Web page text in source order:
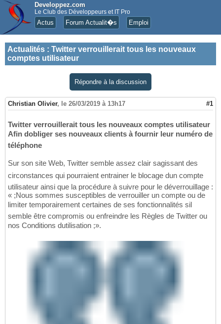
Developpez.com
Le Club des Développeurs et IT Pro
Actus Forum Actualit�s Emploi
Actualités : Twitter verrouillerait tous les nouveaux
comptes utilisateur
Répondre à la discussion
Christian Olivier, le 26/03/2019 à 13h17 #1
Twitter verrouillerait tous les nouveaux comptes utilisateur
Afin dobliger ses nouveaux clients à fournir leur numéro de
téléphone
Sur son site Web, Twitter semble assez clair sagissant des
circonstances qui pourraient entrainer le blocage dun compte
utilisateur ainsi que la procédure à suivre pour le déverrouillage :
« ;Nous sommes susceptibles de verrouiller un compte ou de
limiter temporairement certaines de ses fonctionnalités sil
semble être compromis ou enfreindre les Règles de Twitter ou
nos Conditions dutilisation ;».